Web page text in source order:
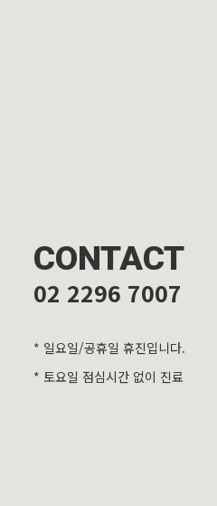
CONTACT
02 2296 7007
* 일요일/공휴일 휴진입니다.
* 토요일 점심시간 없이 진료